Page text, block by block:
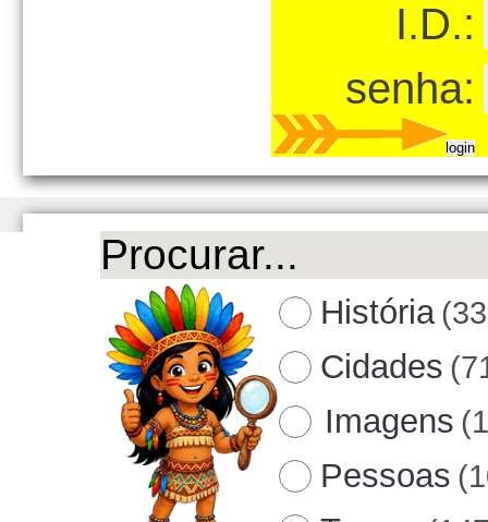
I.D.:
senha:
História
Cidades
Imagens
Pessoas